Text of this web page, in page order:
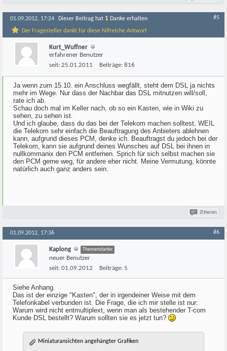
01.09.2012, 17:24 Dieser Beitrag hat 1 Danke erhalten
Der Fragesteller dankt für diese hilfreiche Antwort
#5
Kurt_Wuffner
erfahrener Benutzer
seit: 25.01.2011 Beiträge: 816
Ja wenn zum 15.10. ein Anschluss wegfällt, steht dem DSL ja nichts
mehr im Wege. Nur dass der Nachbar das DSL mitnutzen will/soll,
rate ich ab.
Schau doch mal im Keller nach, ob so ein Kasten, wie in Wiki zu
sehen, zu sehen ist.
Und ich glaube, dass du das bei der Telekom machen solltest, WEIL
die Telekom sehr einfach die Beauftragung des Anbieters ablehnen
kann, aufgrund dieses PCM, denke ich. Beauftragst du jedoch bei der
Telekom, kann sie aufgrund deines Wunsches auf DSL bei ihnen in
nullkommanix den PCM entfernen. Sprich für sich selbst machen sie
den PCM gerne weg, für andere eher nicht. Meine Vermutung, könnte
natürlich auch ganz anders sein.
Zitieren
01.09.2012, 17:36 #6
Kaplong Themenstarter
neuer Benutzer
seit: 01.09.2012 Beiträge: 5
Siehe Anhang.
Das ist der einzige "Kasten", der in irgendeiner Weise mit dem
Telefonkabel verbunden ist. Die Frage, die ich mir stelle ist nur:
Warum wird nicht entmultiplext, wenn man als bestehender T-com
Kunde DSL bestellt? Warum sollten sie es jetzt tun?
Miniaturansichten angehängter Grafiken